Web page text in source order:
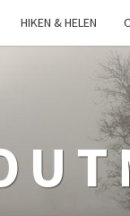
HIKEN & HELEN